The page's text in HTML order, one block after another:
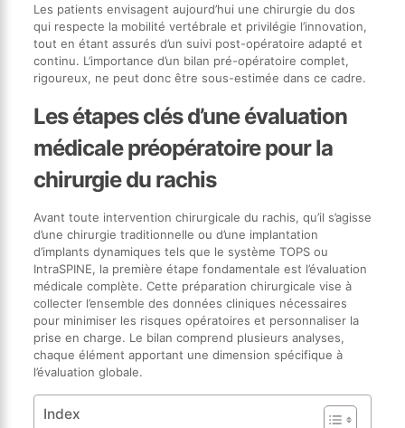
Les patients envisagent aujourd’hui une chirurgie du dos
qui respecte la mobilité vertébrale et privilégie l’innovation,
tout en étant assurés d’un suivi post-opératoire adapté et
continu. L’importance d’un bilan pré-opératoire complet,
rigoureux, ne peut donc être sous-estimée dans ce cadre.
Les étapes clés d’une évaluation
médicale préopératoire pour la
chirurgie du rachis
Avant toute intervention chirurgicale du rachis, qu’il s’agisse
d’une chirurgie traditionnelle ou d’une implantation
d’implants dynamiques tels que le système TOPS ou
IntraSPINE, la première étape fondamentale est l’évaluation
médicale complète. Cette préparation chirurgicale vise à
collecter l’ensemble des données cliniques nécessaires
pour minimiser les risques opératoires et personnaliser la
prise en charge. Le bilan comprend plusieurs analyses,
chaque élément apportant une dimension spécifique à
l’évaluation globale.
Index